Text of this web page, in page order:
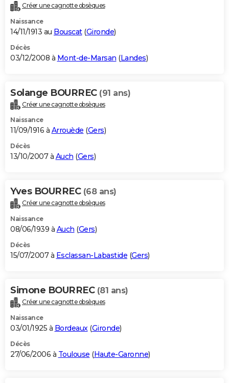
Créer une cagnotte obsèques
Naissance
14/11/1913 au Bouscat(Gironde)
Décès
03/12/2008 à Mont-de-Marsan (Landes)
Solange BOURREC (91 ans)
Créer une cagnotte obsèques
Naissance
11/09/1916 à Arrouède (Gers)
Décès
13/10/2007 à Auch (Gers)
Yves BOURREC (68 ans)
Créer une cagnotte obsèques
Naissance
08/06/1939 à Auch (Gers)
Décès
15/07/2007 à Esclassan-Labastide (Gers)
Simone BOURREC (81 ans)
Créer une cagnotte obsèques
Naissance
03/01/1925 à Bordeaux(Gironde)
Décès
27/06/2006 à Toulouse (Haute-Garonne)